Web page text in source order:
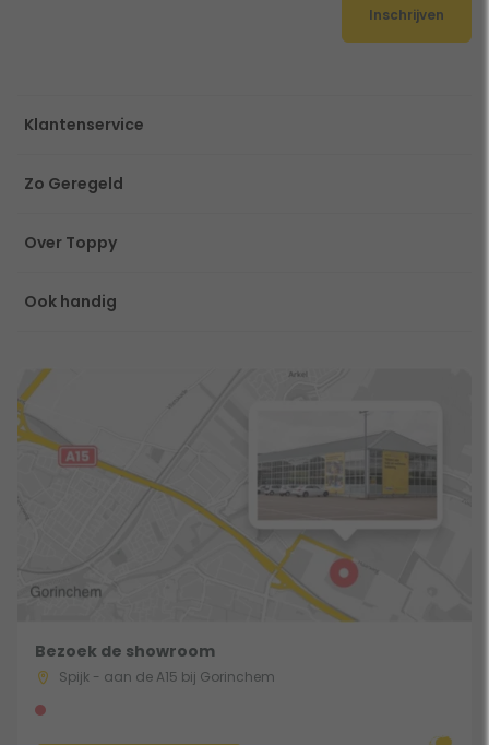
Inschrijven
Klantenservice
Zo Geregeld
Over Toppy
Ook handig
Bezoek de showroom
Spijk - aan de A15 bij Gorinchem